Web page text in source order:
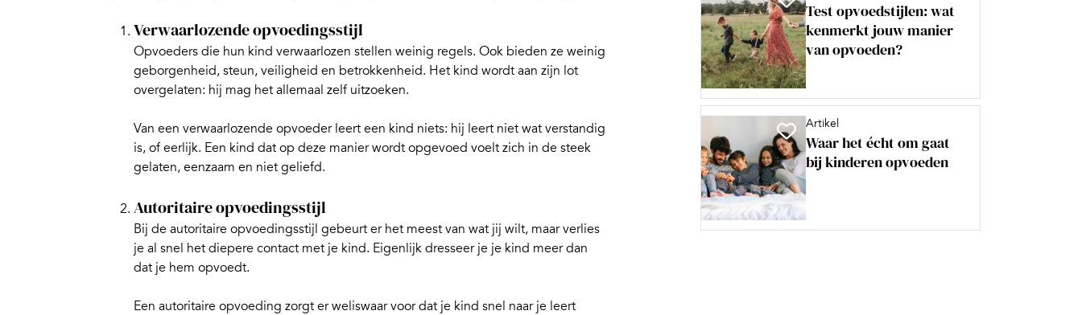
Verwaarlozende opvoedingsstijl
Opvoeders die hun kind verwaarlozen stellen weinig regels. Ook bieden ze weinig
geborgenheid, steun, veiligheid en betrokkenheid. Het kind wordt aan zijn lot
overgelaten: hij mag het allemaal zelf uitzoeken.
Van een verwaarlozende opvoeder leert een kind niets: hij leert niet wat verstandig
is, of eerlijk. Een kind dat op deze manier wordt opgevoed voelt zich in de steek
gelaten, eenzaam en niet geliefd.
Autoritaire opvoedingsstijl
Bij de autoritaire opvoedingsstijl gebeurt er het meest van wat jij wilt, maar verlies
je al snel het diepere contact met je kind. Eigenlijk dresseer je je kind meer dan
dat je hem opvoedt.
Een autoritaire opvoeding zorgt er weliswaar voor dat je kind snel naar je leert
Test opvoedstijlen: wat
kenmerkt jouw manier
van opvoeden?
Artikel
Waar het écht om gaat
bij kinderen opvoeden